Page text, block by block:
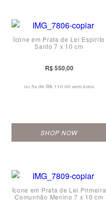
Ícone em Prata de Lei Espírito
Santo 7 x 10 cm
R$ 550,00
ou 5x de R$ 110,00 sem juros
SHOP NOW
Ícone em Prata de Lei Primeira
Comunhão Menino 7 x 10 cm